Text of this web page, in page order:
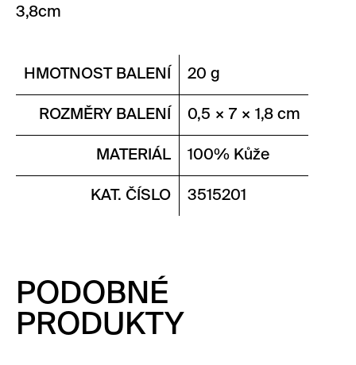
3,8cm
HMOTNOST BALENÍ 20 g
ROZMĚRY BALENÍ 0,5 × 7 × 1,8 cm
MATERIÁL 100% Kůže
KAT. ČÍSLO 3515201
PODOBNÉ
PRODUKTY